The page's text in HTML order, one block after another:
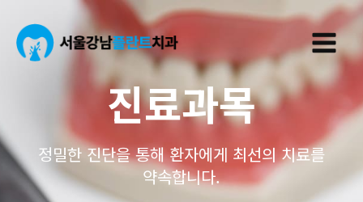
기
Main
Menu
진료과목
정밀한 진단을 통해 환자에게 최선의 치료를
약속합니다.